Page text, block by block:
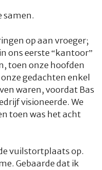
samen.
op aan vroeger;
ons eerste “kantoor”
toen onze hoofden
gedachten enkel
waren, voordat Bas
visioneerde. We
toen was het acht
vuilstortplaats op.
Gebaarde dat ik